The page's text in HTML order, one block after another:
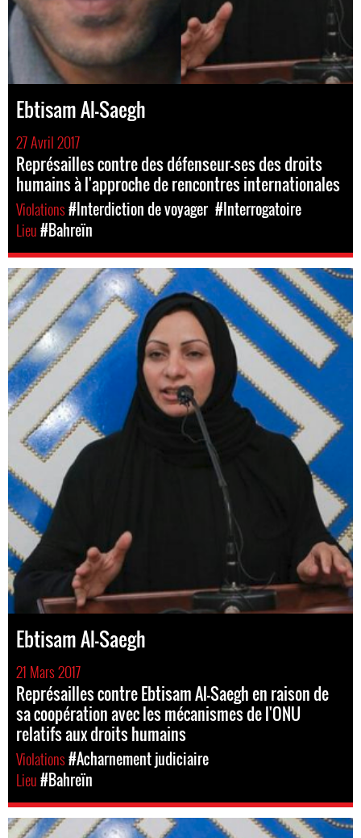
Ebtisam Al-Saegh
27 Avril 2017
Représailles contre des défenseur-ses des droits
humains à l'approche de rencontres internationales
Violations#Interdiction de voyager #Interrogatoire
Lieu#Bahreïn
Ebtisam Al-Saegh
21 Mars 2017
Représailles contre Ebtisam Al-Saegh en raison de
sa coopération avec les mécanismes de l'ONU
relatifs aux droits humains
Violations#Acharnement judiciaire
Lieu#Bahreïn